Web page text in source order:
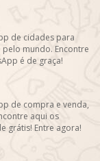
de cidades para
mundo. Encontre
é de graça!
de compra e venda,
aqui os
grátis! Entre agora!